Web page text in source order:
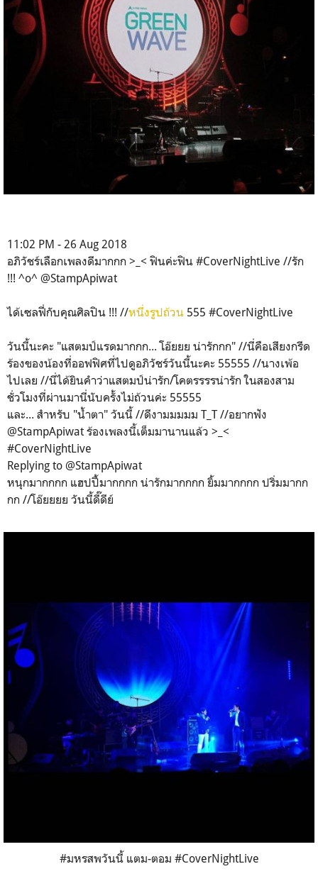
11:02 PM - 26 Aug 2018
อภิวัชร์เลือกเพลงดีมากกก >_< ฟินค่ะฟิน #CoverNightLive //รัก
!!! ^o^ @StampApiwat
ได้เซลฟี่กับคุณศิลปิน !!! //หนึ่งรูปถ้วน 555 #CoverNightLive
วันนี้นะคะ "แสตมป์แรดมากกก... โอ๊ยยย น่ารักกก" //นี่คือเสียงกรีด
ร้องของน้องที่ออฟฟิศที่ไปดูอภิวัชร์วันนี้นะคะ 55555 //นางเพ้อ
ไปเลย //นี่ได้ยินคำว่าแสตมป์น่ารัก/โคตรรรรน่ารัก ในสองสาม
ชั่วโมงที่ผ่านมานี่นับครั้งไม่ถ้วนค่ะ 55555
และ... สำหรับ "น้ำตา" วันนี้ //ดีงามมมมม T_T //อยากฟัง
@StampApiwat ร้องเพลงนี้เต็มมานานแล้ว >_<
#CoverNightLive
Replying to @StampApiwat
หนุกมากกกก แฮปปี้มากกกก น่ารักมากกกก ยิ้มมากกกก ปริ่มมากก
กก //โอ๊ยยยย วันนี้ดี๊ดีย์
#มหรสพวันนี้ แตม-ตอม #CoverNightLive